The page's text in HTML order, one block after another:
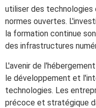
utiliser des technologies
normes ouvertes.
la formation continue
des infrastructures
L'avenir de
le développement et
technologies. Les
précoce et stratégique